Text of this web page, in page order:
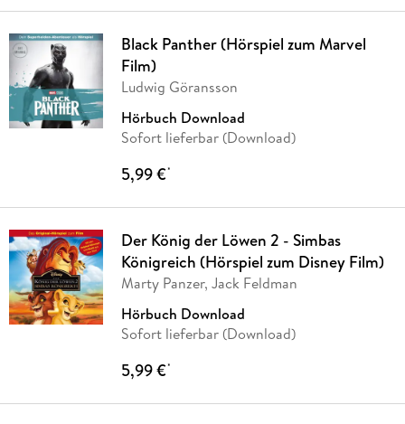
Black Panther (Hörspiel zum Marvel
Film)
Ludwig Göransson
Hörbuch Download
Sofort lieferbar (Download)
5,99 €*
Der König der Löwen 2 - Simbas
Königreich (Hörspiel zum Disney Film)
Marty Panzer, Jack Feldman
Hörbuch Download
Sofort lieferbar (Download)
5,99 €*